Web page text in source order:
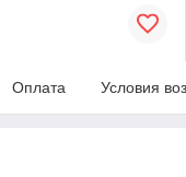
Оплата Условия